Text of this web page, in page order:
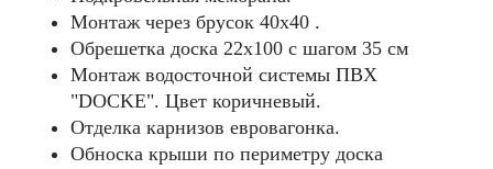
Монтаж через брусок 40x40 .
Обрешетка доска 22х100 с шагом 35 см
Монтаж водосточной системы ПВХ
"DOCKE". Цвет коричневый.
Отделка карнизов евровагонка.
Обноска крыши по периметру доска